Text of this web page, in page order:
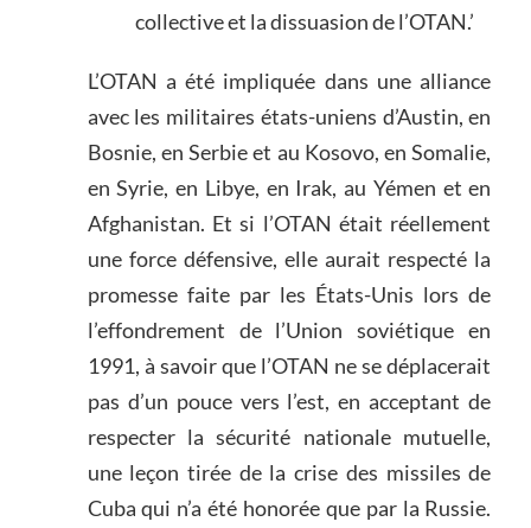
collective et la dissuasion de l’OTAN.’
L’OTAN a été impliquée dans une alliance
avec les militaires états-uniens d’Austin, en
Bosnie, en Serbie et au Kosovo, en Somalie,
en Syrie, en Libye, en Irak, au Yémen et en
Afghanistan. Et si l’OTAN était réellement
une force défensive, elle aurait respecté la
promesse faite par les États-Unis lors de
l’effondrement de l’Union soviétique en
1991, à savoir que l’OTAN ne se déplacerait
pas d’un pouce vers l’est, en acceptant de
respecter la sécurité nationale mutuelle,
une leçon tirée de la crise des missiles de
Cuba qui n’a été honorée que par la Russie.